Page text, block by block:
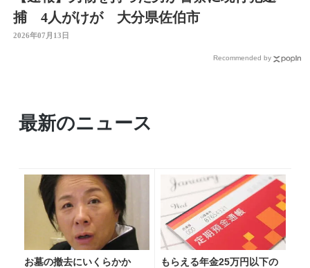
捕 4人がけが 大分県佐伯市
2026年07月13日
Recommended by
最新のニュース
お墓の撤去にいくらかか
もらえる年金25万円以下の